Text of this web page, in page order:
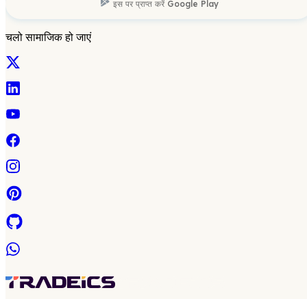
इस पर प्राप्त करें Google Play
चलो सामाजिक हो जाएं